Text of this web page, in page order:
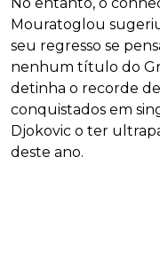
Mouratoglou
seu regresso se
nenhum título do
detinha o recorde
conquistados em
Djokovic o ter
deste ano.